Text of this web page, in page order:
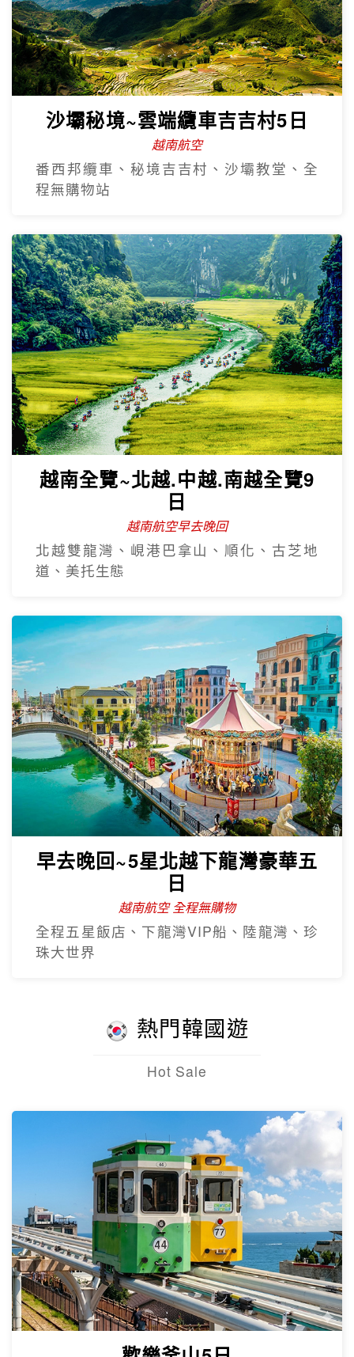
沙壩秘境~雲端纜車吉吉村5日
越南航空
番西邦纜車、秘境吉吉村、沙壩教堂、全
程無購物站
越南全覽~北越.中越.南越全覽9
日
越南航空早去晚回
北越雙龍灣、峴港巴拿山、順化、古芝地
道、美托生態
早去晚回~5星北越下龍灣豪華五
日
越南航空 全程無購物
全程五星飯店、下龍灣VIP船、陸龍灣、珍
珠大世界
熱門韓國遊
Hot Sale